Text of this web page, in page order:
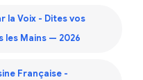
la Voix - Dites vos
les Mains — 2026
Française -